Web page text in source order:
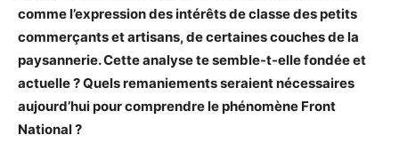
comme l’expression des intérêts de classe des petits
commerçants et artisans, de certaines couches de la
paysannerie. Cette analyse te semble-t-elle fondée et
actuelle ? Quels remaniements seraient nécessaires
aujourd’hui pour comprendre le phénomène Front
National ?